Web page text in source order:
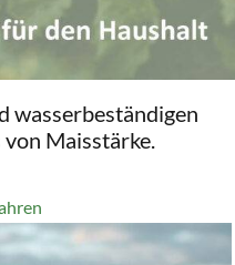
wasserbeständigen
Maisstärke.